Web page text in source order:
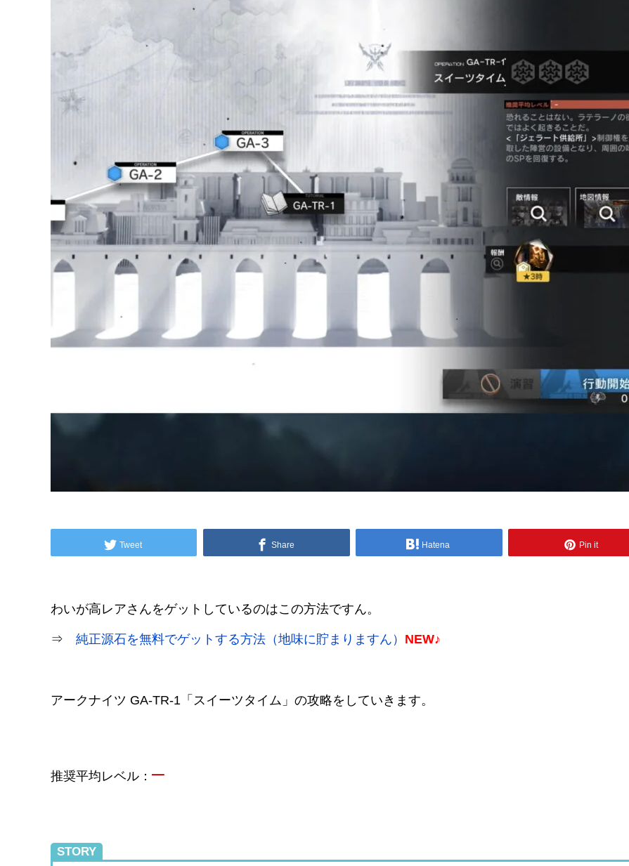
Tweet Share Hatena Pin it
わいが高レアさんをゲットしているのはこの方法ですん。
⇒ 純正源石を無料でゲットする方法（地味に貯まりますん） NEW♪
アークナイツ GA-TR-1「スイーツタイム」の攻略をしていきます。
推奨平均レベル： –
STORY